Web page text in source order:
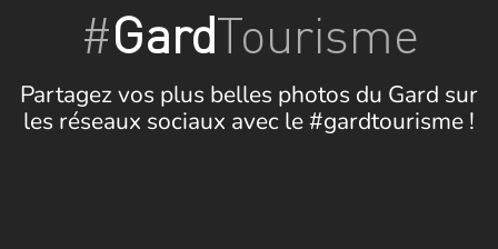
#GardTourisme
Partagez vos plus belles photos du Gard sur
les réseaux sociaux avec le #gardtourisme !